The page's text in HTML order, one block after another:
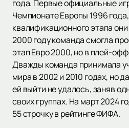
года. Первые официальные
Чемпионате Европы 1996
квалификационного этапа
2000 году команда смогла
этап Евро 2000, но в плей-
Дважды команда принимала
мира в 2002 и 2010 годах, но
ей выйти не удалось, заняв
своих группах. На март 2024
55 строчку в рейтинге ФИФА.